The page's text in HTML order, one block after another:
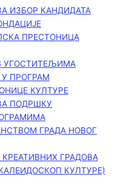
ИЗБОР КАНДИДАТА
ПРЕСТОНИЦА
УГОСТИТЕЉИМА
ПРОГРАМ
КУЛТУРЕ
ПОДРШКУ
ГРАДА НОВОГ
ГРАДОВА
КУЛТУРЕ)